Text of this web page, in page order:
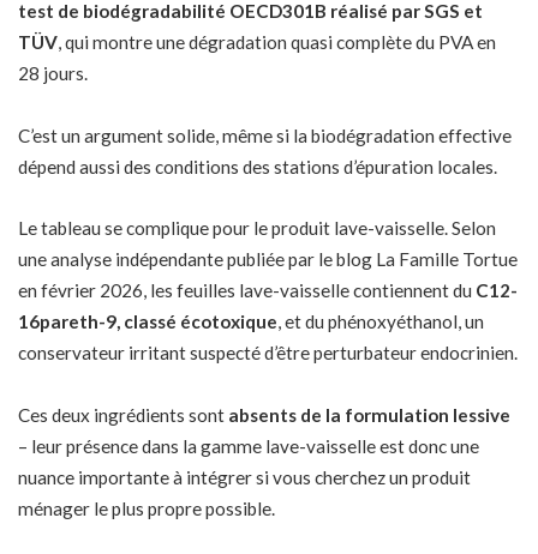
test de biodégradabilité OECD301B réalisé par SGS et
TÜV, qui montre une dégradation quasi complète du PVA en
28 jours.
C’est un argument solide, même si la biodégradation effective
dépend aussi des conditions des stations d’épuration locales.
Le tableau se complique pour le produit lave-vaisselle. Selon
une analyse indépendante publiée par le blog La Famille Tortue
en février 2026, les feuilles lave-vaisselle contiennent du C12-
16pareth-9, classé écotoxique, et du phénoxyéthanol, un
conservateur irritant suspecté d’être perturbateur endocrinien.
Ces deux ingrédients sont absents de la formulation lessive
– leur présence dans la gamme lave-vaisselle est donc une
nuance importante à intégrer si vous cherchez un produit
ménager le plus propre possible.